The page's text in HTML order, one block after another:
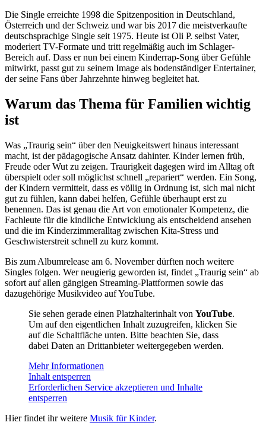
Die Single erreichte 1998 die Spitzenposition in Deutschland,
Österreich und der Schweiz und war bis 2017 die meistverkaufte
deutschsprachige Single seit 1975. Heute ist Oli P. selbst Vater,
moderiert TV-Formate und tritt regelmäßig auch im Schlager-
Bereich auf. Dass er nun bei einem Kinderrap-Song über Gefühle
mitwirkt, passt gut zu seinem Image als bodenständiger Entertainer,
der seine Fans über Jahrzehnte hinweg begleitet hat.
Warum das Thema für Familien wichtig
ist
Was „Traurig sein“ über den Neuigkeitswert hinaus interessant
macht, ist der pädagogische Ansatz dahinter. Kinder lernen früh,
Freude oder Wut zu zeigen. Traurigkeit dagegen wird im Alltag oft
überspielt oder soll möglichst schnell „repariert“ werden. Ein Song,
der Kindern vermittelt, dass es völlig in Ordnung ist, sich mal nicht
gut zu fühlen, kann dabei helfen, Gefühle überhaupt erst zu
benennen. Das ist genau die Art von emotionaler Kompetenz, die
Fachleute für die kindliche Entwicklung als entscheidend ansehen
und die im Kinderzimmeralltag zwischen Kita-Stress und
Geschwisterstreit schnell zu kurz kommt.
Bis zum Albumrelease am 6. November dürften noch weitere
Singles folgen. Wer neugierig geworden ist, findet „Traurig sein“ ab
sofort auf allen gängigen Streaming-Plattformen sowie das
dazugehörige Musikvideo auf YouTube.
Sie sehen gerade einen Platzhalterinhalt von YouTube.
Um auf den eigentlichen Inhalt zuzugreifen, klicken Sie
auf die Schaltfläche unten. Bitte beachten Sie, dass
dabei Daten an Drittanbieter weitergegeben werden.
Mehr Informationen
Inhalt entsperren
Erforderlichen Service akzeptieren und Inhalte
entsperren
Hier findet ihr weitere Musik für Kinder.